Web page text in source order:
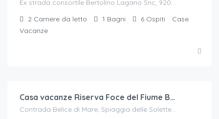
2 Camere da letto 1 Bagni 6 Ospiti
Case
Vacanze
Casa vacanze Riserva Foce del Fiume Belice
Contrada Belice di Mare, Spiaggia delle Solette, Menfi, Ag, Italia